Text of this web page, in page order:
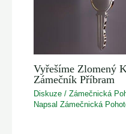
Vyřešíme Zlomený
Zámečník Příbram
Diskuze /Zámečnická
NapsalZámečnická